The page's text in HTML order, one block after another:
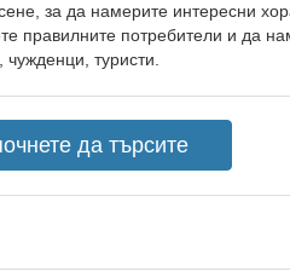
за да намерите интересни
правилните потребители и да
туристи.